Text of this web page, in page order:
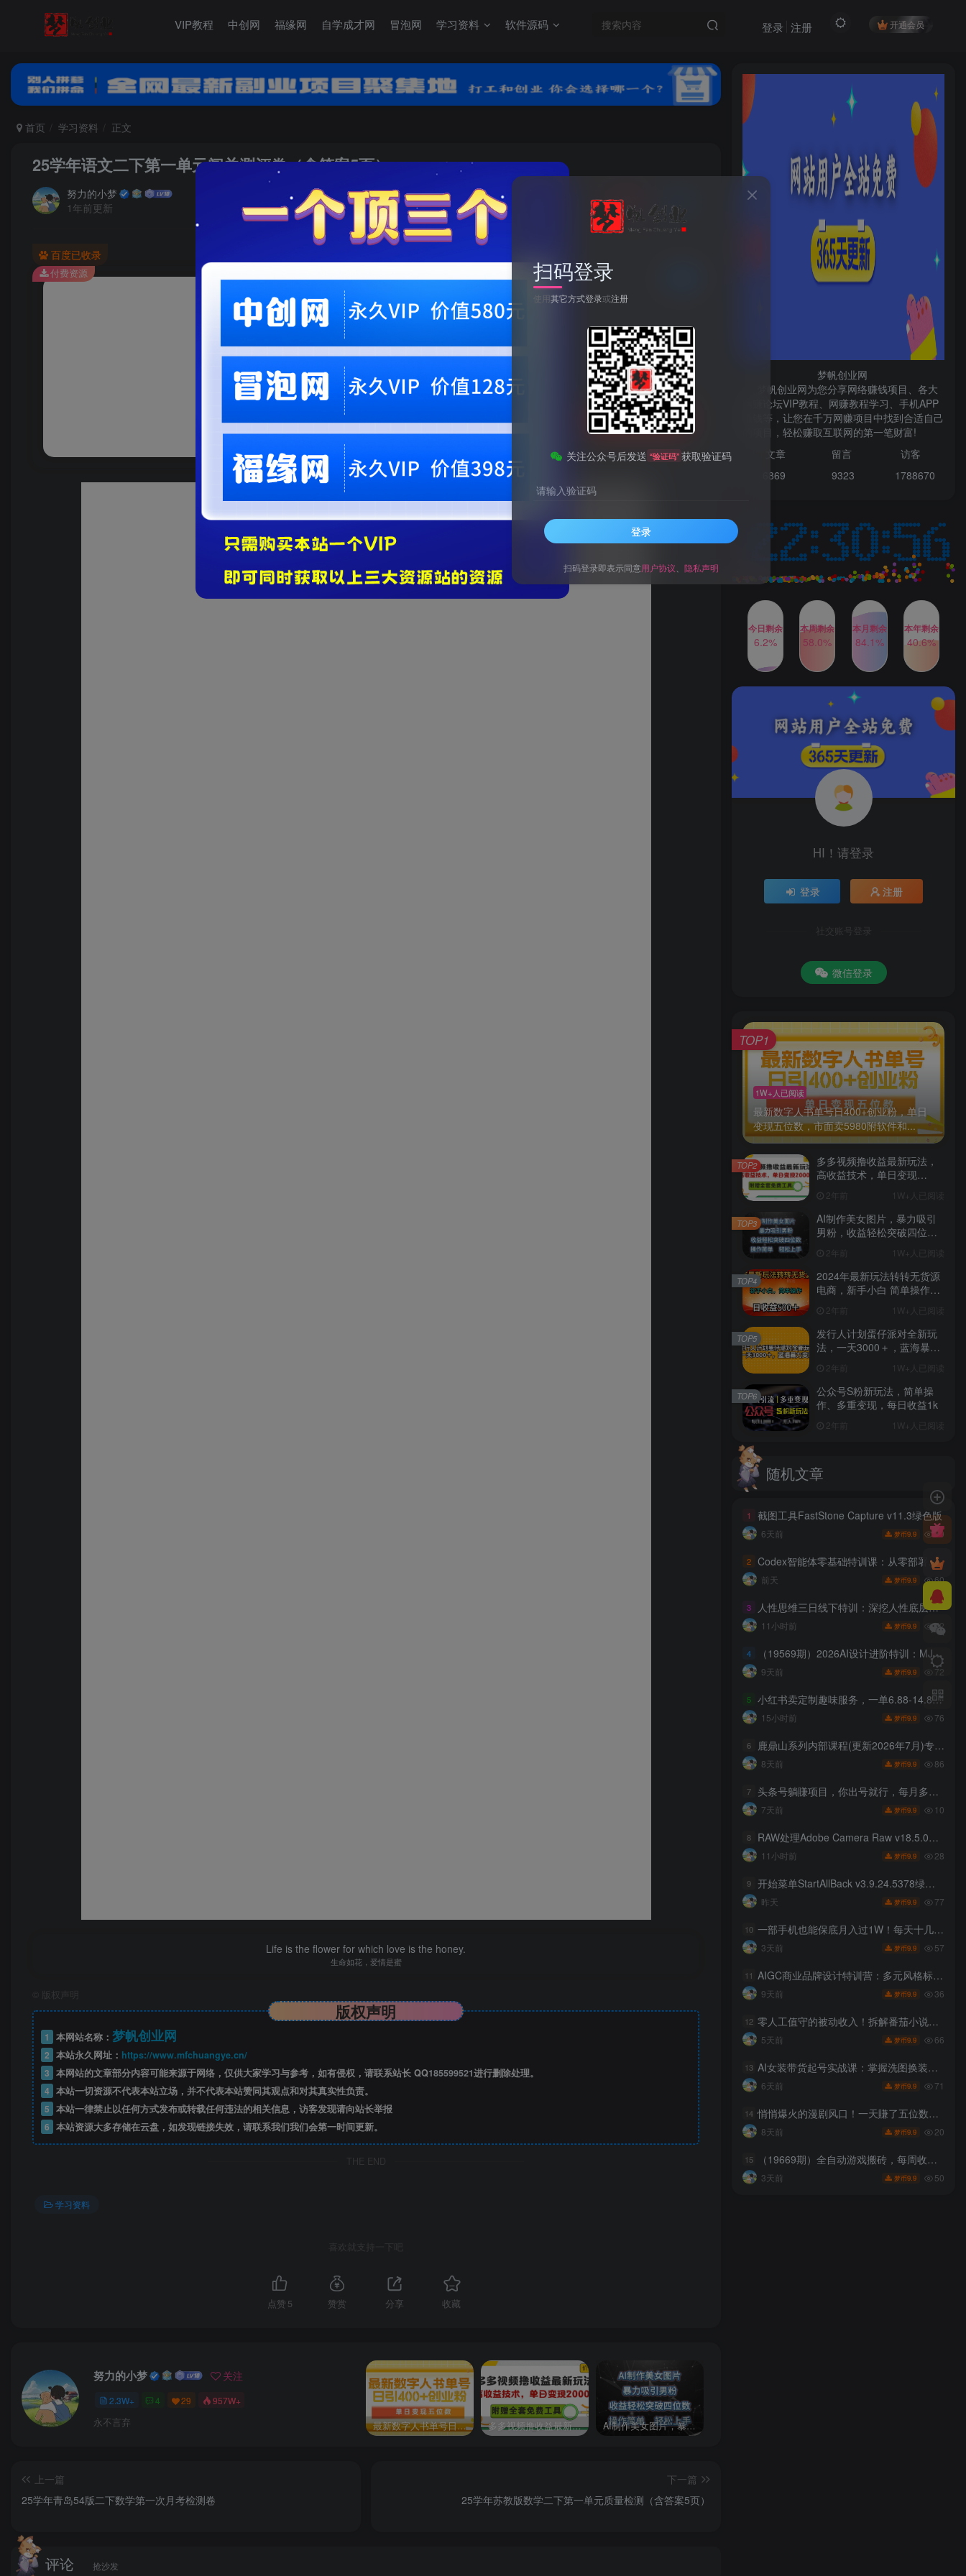
VIP教程 中创网 福缘网 自学成才网 冒泡网 学习资料 软件源码 开通会员
登录 注册
首页 学习资料 正文
25学年语文二下第一单元闯关测评卷（含答案5页）
努力的小梦
1年前更新
关注
0 16 5
百度已收录
25学年语文二下第一单元闯关测评卷（含答案5页）
此内容为付费资源，请付费后查看
梦币9.9
梦币1
钻石会员 免费
立即购买
您当前未登录！建议登陆后购买，可保存购买订单。微信支付联系微信：chen185599521
付费资源
——预览已结束，还剩
开通会员后可免费下载高清完整文档
Life is the flower for which love is the honey.
生命如花，爱情是蜜
版权声明
版权声明
1 本网站名称： 梦帆创业网
2 本站永久网址： https://www.mfchuangye.cn/
3 本网站的文章部分内容可能来源于网络，仅供大家学习与参考，如有侵权，请联系站长 QQ185599521进行删除处理。
4 本站一切资源不代表本站立场，并不代表本站赞同其观点和对其真实性负责。
5 本站一律禁止以任何方式发布或转载任何违法的相关信息，访客发现请向站长举报
6 本站资源大多存储在云盘，如发现链接失效，请联系我们我们会第一时间更新。
THE END
学习资料
喜欢就支持一下吧
点赞 5 赞赏 分享 收藏
努力的小梦 关注
2.3W+ 4 29 957W+
永不言弃 最新数字人书单号日400+创业粉，单日变现五位数，市面卖5980附软件和详… 多多视频撸收益最新玩法，高收益技术，单日变现2000+，附赠全套技术资料 AI制作美女图片，暴力吸引男粉，收益轻松突破四位数，操作简单 上手难度低
上一篇
25学年青岛54版二下数学第一次月考检测卷
下一篇
25学年苏教版数学二下第一单元质量检测（含答案5页）
评论 抢沙发
HI！请登录
登录
1W+人已阅读
多多视频撸收益最新玩法，
高收益技术，单日变现
2000+，附赠全套技术资料
2年前 1W+人已阅读
AI制作美女图片，暴力吸引
男粉，收益轻松突破四位
数，操作简单 上手难度低
2年前 1W+人已阅读
TOP3
2024年最新玩法转转无货源
电商，新手小白 简单操作，
长期稳定 日收入500＋
2年前 1W+人已阅读
TOP4
发行人计划蛋仔派对全新玩
法，一天3000＋，蓝海暴力
变现2年前
公众号S粉新玩法，简单操
作、多重变现，每日收益1k
2年前
TOP6
梦帆创业网
梦帆创业网为您分享网络赚钱项目、各大
网赚论坛VIP教程、网赚教程学习、手机APP
赚钱等，让您在千万网赚项目中找到合适自己
的项目，轻松赚取互联网的第一笔财富!
文章 留言 访客
6869 9323 1788670
今日剩余
6.2%
本周剩余
58.0%
本月剩余
84.1%
本年剩余
40.6%
HI！请登录
登录 注册
社交账号登录
微信登录
1W+人已阅读
最新数字人书单号日400+创业粉，单日
变现五位数，市面卖5980附软件和...
TOP1
多多视频撸收益最新玩法，
高收益技术，单日变现
2年前 1W+人已阅读
TOP2
AI制作美女图片，暴力吸引
男粉，收益轻松突破四位
2年前 1W+人已阅读
TOP3
2024年最新玩法转转无货源
电商，新手小白 简单操作，
2年前 1W+人已阅读
TOP4
发行人计划蛋仔派对全新玩
法，一天3000＋，蓝海暴力
2年前 1W+人已阅读
TOP5
公众号S粉新玩法，简单操
作、多重变现，每日收益1k
2年前 1W+人已阅读
TOP6
随机文章
1 截图工具FastStone Capture v11.3绿色版
6天前 梦币9.9 89
2 Codex智能体零基础特训课：从零部署模型接入工具，搭建AI自动化高效办公工作流
前天 梦币9.9 60
3 人性思维三日线下特训：深挖人性底层规律，识人设防、布局变现抓流量风口
11小时前 梦币9.9 72
4 （19569期）2026AI设计进阶特训：MJ×PS香蕉×GPTimage2.0×垫图混图拼图融图×IP全案角色道具场景插画
9天前 梦币9.9 72
5 小红书卖定制趣味服务，一单6.88-14.88，227天卖了2w+份，到手13w+
15小时前 梦币9.9 76
6 鹿鼎山系列内部课程(更新2026年7月)专注缠论教学，行情分析、学习答疑、机会提示、实操讲解
8天前 梦币9.9 86
7 头条号躺賺项目，你出号就行，每月多賺1000+，每天5分钟，坐等分米【揭秘】
7天前 梦币9.9 10
8 RAW处理Adobe Camera Raw v18.5.0中文版
11小时前 梦币9.9 28
9 开始菜单StartAllBack v3.9.24.5378绿色版
昨天 梦币9.9 77
10 一部手机也能保底月入过1W！每天十几分钟就够了，单日轻松500+，长期稳定！【揭秘】
3天前 梦币9.9 57
11 AIGC商业品牌设计特训营：多元风格标志设计方法，插画海报包装AI高效出图
9天前 梦币9.9 36
12 零人工值守的被动收入！拆解番茄小说达人挂G底层賺钱逻辑，日入1000+，全程傻瓜式落地【揭秘】
5天前 梦币9.9 66
13 AI女装带货起号实战课：掌握洗图换装AI生成视频技巧，低成本搭建女装短视频账号
6天前 梦币9.9 71
14 悄悄爆火的漫剧风口！一天賺了五位数！红果漫剧快手推广全流程实战课，零门槛、零粉丝、零经验可直接入局
8天前 梦币9.9 20
15 （19669期）全自动游戏搬砖，每周收益20-80%，只需操作1-2个小时，轻松月入过万，上不封顶
3天前 梦币9.9 50
扫码登录
使用其它方式登录或注册
关注公众号后发送 “验证码” 获取验证码
请输入验证码
登录
扫码登录即表示同意用户协议 隐私声明